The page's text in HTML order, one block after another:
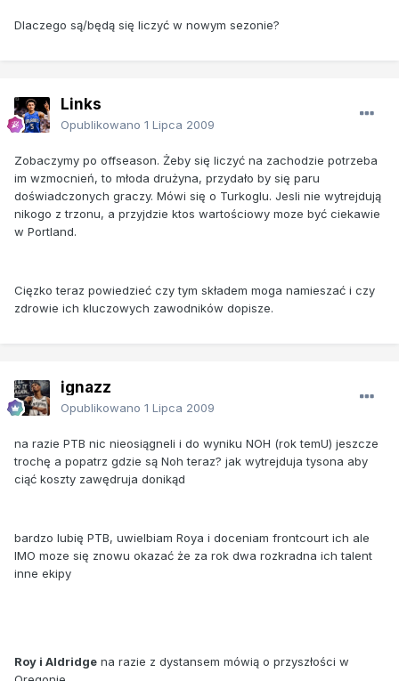
Dlaczego są/będą się liczyć w nowym sezonie?
Links
Opublikowano 1 Lipca 2009
Zobaczymy po offseason. Żeby się liczyć na zachodzie potrzeba
im wzmocnień, to młoda drużyna, przydało by się paru
doświadczonych graczy. Mówi się o Turkoglu. Jesli nie wytrejdują
nikogo z trzonu, a przyjdzie ktos wartościowy moze być ciekawie
w Portland.
Cięzko teraz powiedzieć czy tym składem moga namieszać i czy
zdrowie ich kluczowych zawodników dopisze.
ignazz
Opublikowano 1 Lipca 2009
na razie PTB nic nieosiągneli i do wyniku NOH (rok temU) jeszcze
trochę a popatrz gdzie są Noh teraz? jak wytrejduja tysona aby
ciąć koszty zawędruja donikąd
bardzo lubię PTB, uwielbiam Roya i doceniam frontcourt ich ale
IMO moze się znowu okazać że za rok dwa rozkradna ich talent
inne ekipy
Roy i Aldridge na razie z dystansem mówią o przyszłości w